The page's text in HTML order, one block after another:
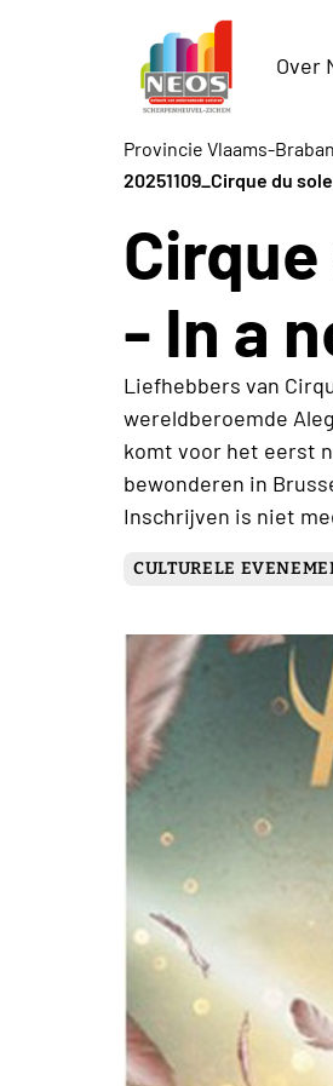
Over
Provincie Vlaams-
20251109_Cirque du
- In a
Liefhebbers van
wereldberoemde
komt voor het eerst
bewonderen in
Inschrijven is niet
CULTURELE